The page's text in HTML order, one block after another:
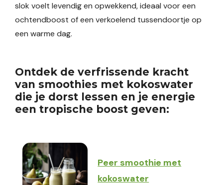
slok voelt levendig en opwekkend, ideaal voor een
ochtendboost of een verkoelend tussendoortje op
een warme dag.
Ontdek de verfrissende kracht
van smoothies met kokoswater
die je dorst lessen en je energie
een tropische boost geven:
Peer smoothie met
kokoswater